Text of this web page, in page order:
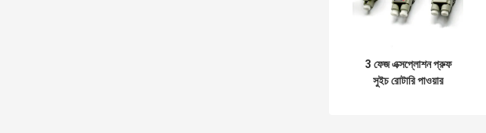
3 ফেজ এক্সপ্লোশন প্রুফ
সুইচ রোটারি পাওয়ার